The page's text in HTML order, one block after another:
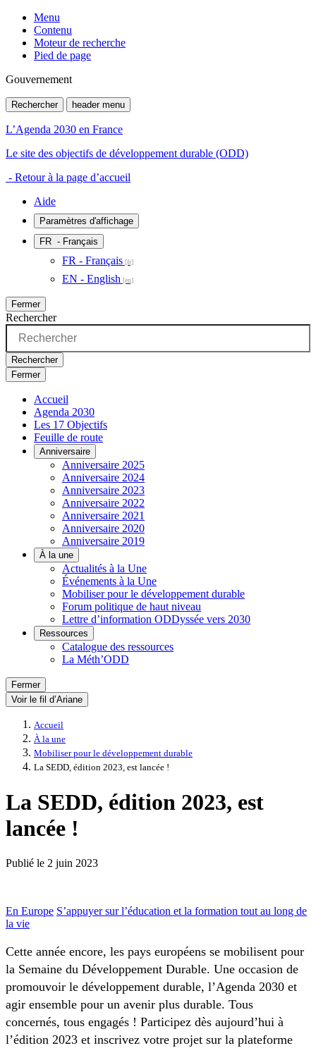
Menu
Contenu
Moteur de recherche
Pied de page
Gouvernement
Rechercher header menu
L’Agenda 2030 en France
Le site des objectifs de développement durable (ODD)
- Retour à la page d’accueil
Aide
Paramètres d'affichage
FR - Français
FR - Français
EN - English
Fermer
Rechercher
Rechercher
Fermer
Accueil
Agenda 2030
Les 17 Objectifs
Feuille de route
Anniversaire
Anniversaire 2025
Anniversaire 2024
Anniversaire 2023
Anniversaire 2022
Anniversaire 2021
Anniversaire 2020
Anniversaire 2019
À la une
Actualités à la Une
Événements à la Une
Mobiliser pour le développement durable
Forum politique de haut niveau
Lettre d’information ODDyssée vers 2030
Ressources
Catalogue des ressources
La Méth’ODD
Fermer
Voir le fil d’Ariane
Accueil
À la une
Mobiliser pour le développement durable
La SEDD, édition 2023, est lancée !
La SEDD, édition 2023, est
lancée !
Publié le 2 juin 2023
En Europe S’appuyer sur l’éducation et la formation tout au long de
la vie
Cette année encore, les pays européens se mobilisent pour
la Semaine du Développement Durable. Une occasion de
promouvoir le développement durable, l’Agenda 2030 et
agir ensemble pour un avenir plus durable. Tous
concernés, tous engagés ! Participez dès aujourd’hui à
l’édition 2023 et inscrivez votre projet sur la plateforme